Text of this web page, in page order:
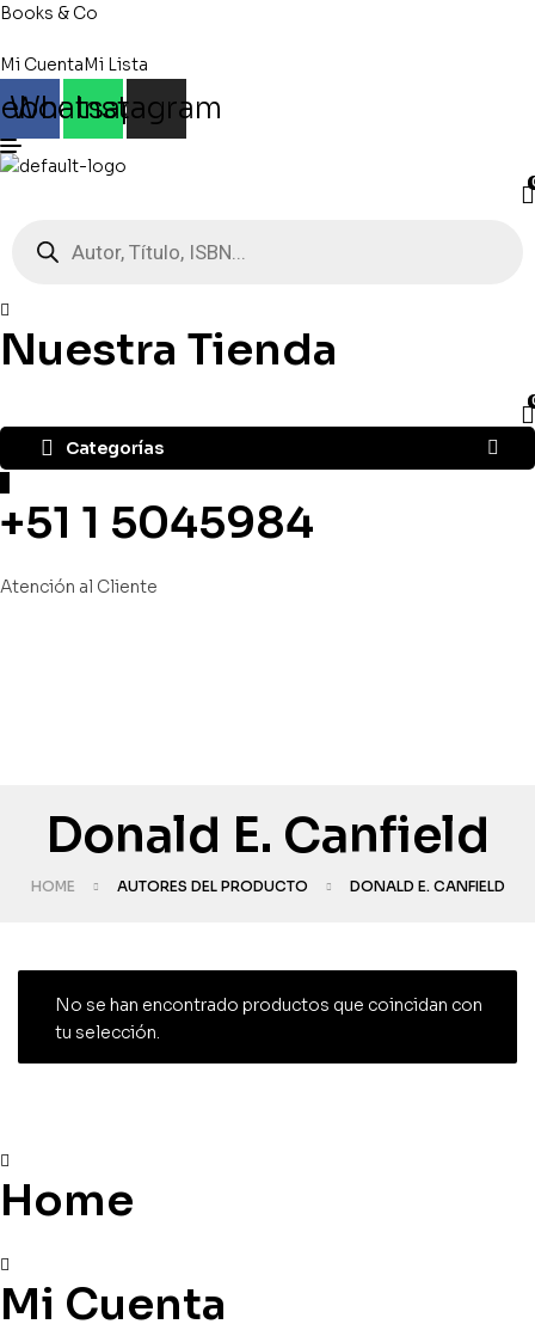
Books & Co
Mi CuentaMi Lista
Whatsapp
Instagram
productos
Nuestra Tienda
Categorías
+51 1 5045984
Atención al Cliente
Donald E. Canfield
HOME AUTORES DEL PRODUCTO DONALD E. CANFIELD
No se han encontrado productos que coincidan con
tu selección.
Home
Mi Cuenta